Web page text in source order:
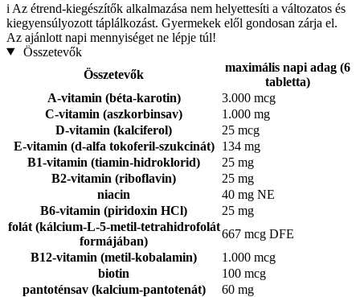
i Az étrend-kiegészítők alkalmazása nem helyettesíti a változatos és
kiegyensúlyozott táplálkozást. Gyermekek elől gondosan zárja el.
Az ajánlott napi mennyiséget ne lépje túl!
Összetevők
Összetevők
maximális napi adag (6
tabletta)
A-vitamin (béta-karotin)
3.000 mcg
C-vitamin (aszkorbinsav)
1.000 mg
D-vitamin (kalciferol)
25 mcg
E-vitamin (d-alfa tokoferil-szukcinát)
134 mg
B1-vitamin (tiamin-hidroklorid)
25 mg
B2-vitamin (riboflavin)
25 mg
niacin
40 mg NE
B6-vitamin (piridoxin HCl)
25 mg
folát (kálcium-L-5-metil-tetrahidrofolát
formájában)
667 mcg DFE
B12-vitamin (metil-kobalamin)
1.000 mcg
biotin
100 mcg
pantoténsav (kalcium-pantotenát)
60 mg